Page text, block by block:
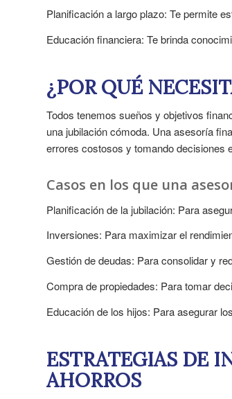
Planificación a largo plazo: Te permite
Educación financiera: Te brinda
¿POR QUÉ
Todos tenemos sueños y objetivos
una jubilación cómoda. Una asesoría
errores costosos y tomando decisiones
Casos en los que una
Planificación de la jubilación: Para
Inversiones: Para maximizar el
Gestión de deudas: Para consolidar y
Compra de propiedades: Para tomar
Educación de los hijos: Para asegurar
ESTRATEGIAS DE
AHORROS